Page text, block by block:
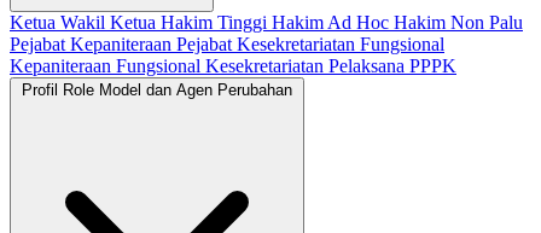
Ketua Wakil Ketua Hakim Tinggi Hakim Ad Hoc Hakim Non Palu
Pejabat Kepaniteraan Pejabat Kesekretariatan Fungsional
Kepaniteraan Fungsional Kesekretariatan Pelaksana PPPK
Profil Role Model dan Agen Perubahan